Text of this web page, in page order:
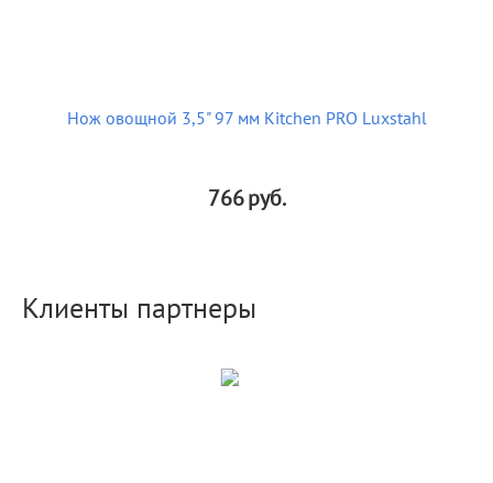
Нож овощной 3,5" 97 мм Kitchen PRO Luxstahl
766руб.
Клиенты партнеры